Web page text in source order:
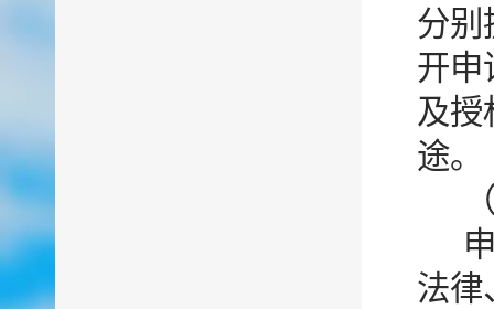
分别
开申
及授
途。
法律